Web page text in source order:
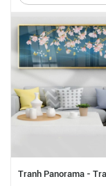
Tranh Panorama -